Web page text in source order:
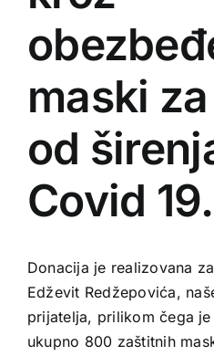
maski
od
Covid 19.
Donacija je realizovana
Edževit Redžepovića,
prijatelja, prilikom čega
ukupno 800 zaštitnih